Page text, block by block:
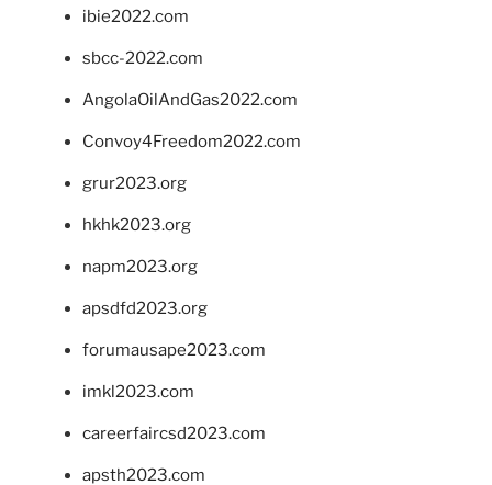
ibie2022.com
sbcc-2022.com
AngolaOilAndGas2022.com
Convoy4Freedom2022.com
grur2023.org
hkhk2023.org
napm2023.org
apsdfd2023.org
forumausape2023.com
imkl2023.com
careerfaircsd2023.com
apsth2023.com